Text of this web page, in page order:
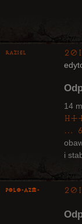
Raziel
14
…
i
Polo-AZM-